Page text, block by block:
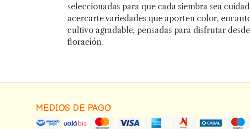
seleccionadas para que cada siembra sea
acercarte variedades que aporten color,
cultivo agradable, pensadas para disfrutar
floración.
MEDIOS DE PAGO